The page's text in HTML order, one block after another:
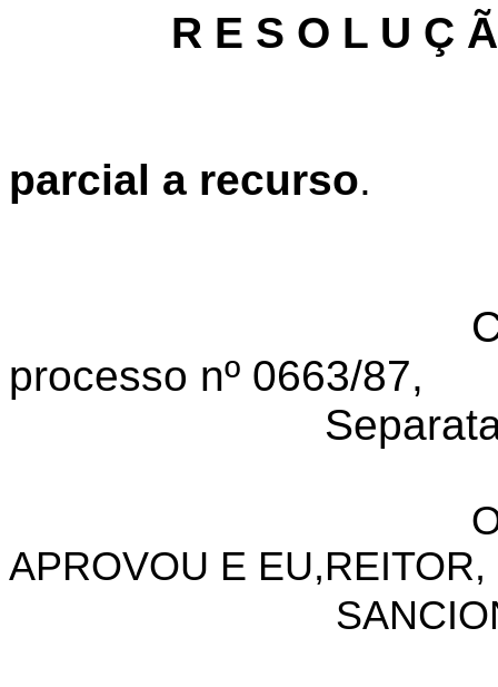
R E S O L U Ç
parcial a recurso.
processo nº 0663/87,
APROVOU E EU,REITOR,